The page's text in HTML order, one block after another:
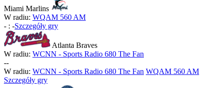
Miami Marlins
W radiu: WQAM 560 AM
- : -Szczegóły gry
Atlanta Braves
W radiu: WCNN - Sports Radio 680 The Fan
--
W radiu: WCNN - Sports Radio 680 The Fan WQAM 560 AM
Szczegóły gry